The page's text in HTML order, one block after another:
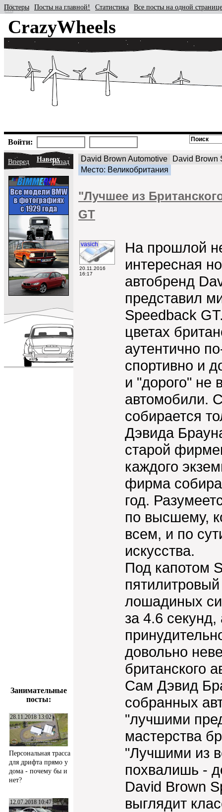
CrazyWheels
Постеры Посты на главной! Статистика Все посты на одной странице
Войти:
Вперед НаверхНазад
Занимательные
посты:
28.11.2018 13:02
Персональная трасса
для дрифта прямо у
дома - почему бы и
нет?
12.07.2018 10:47
David Brown Automotive
David Brown
Место: Великобритания
"Лучшее из
GT
vasich
20.11.2016
16:17
На прошлой
интересная
автобренд
представил
Speedback
цветах
аутентично
спортивно и
и "дорого" не
автомобили.
собирается
Дэвида
старой
каждого
фирма
год.
по высшему,
всем, и по
искусства.
Под капотом
лошадиных
за 4.6
довольно
британского
Сам Дэвид
собранных
"лучшими
мастерства
"Лучшими из
похвалишь -
David Brown
выглядит